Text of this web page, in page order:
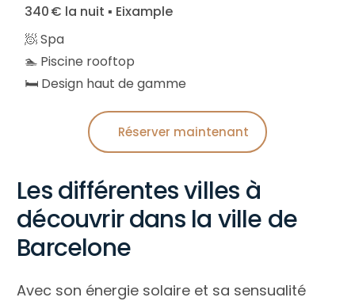
340 € la nuit ▪︎ Eixample
🧖 Spa
🏊 Piscine rooftop
🛏️ Design haut de gamme
Réserver maintenant
Les différentes villes à
découvrir dans la ville de
Barcelone
Avec son énergie solaire et sa sensualité